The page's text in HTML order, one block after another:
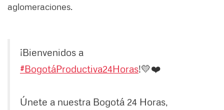
aglomeraciones.
¡Bienvenidos a
#BogotáProductiva24Horas!💛❤️
Únete a nuestra Bogotá 24 Horas,